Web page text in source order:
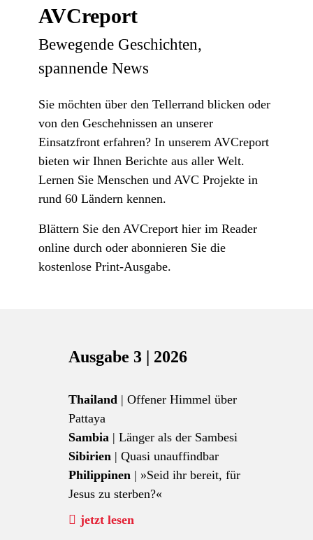
AVCreport
Bewegende Geschichten,
spannende News
Sie möchten über den Tellerrand blicken oder
von den Geschehnissen an unserer
Einsatzfront erfahren? In unserem AVCreport
bieten wir Ihnen Berichte aus aller Welt.
Lernen Sie Menschen und AVC Projekte in
rund 60 Ländern kennen.
Blättern Sie den AVCreport hier im Reader
online durch oder abonnieren Sie die
kostenlose Print-Ausgabe.
Ausgabe 3 | 2026
Thailand | Offener Himmel über
Pattaya
Sambia | Länger als der Sambesi
Sibirien | Quasi unauffindbar
Philippinen | »Seid ihr bereit, für
Jesus zu sterben?«
jetzt lesen